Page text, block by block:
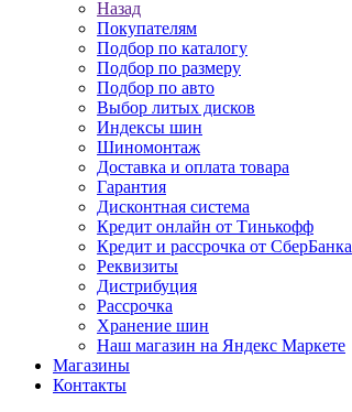
Назад
Покупателям
Подбор по каталогу
Подбор по размеру
Подбор по авто
Выбор литых дисков
Индексы шин
Шиномонтаж
Доставка и оплата товара
Гарантия
Дисконтная система
Кредит онлайн от Тинькофф
Кредит и рассрочка от СберБанка
Реквизиты
Дистрибуция
Рассрочка
Хранение шин
Наш магазин на Яндекс Маркете
Магазины
Контакты